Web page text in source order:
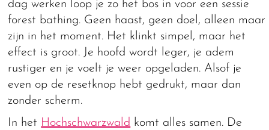
dag werken loop je zo het bos in voor een sessie
forest bathing. Geen haast, geen doel, alleen maar
zijn in het moment. Het klinkt simpel, maar het
effect is groot. Je hoofd wordt leger, je adem
rustiger en je voelt je weer opgeladen. Alsof je
even op de resetknop hebt gedrukt, maar dan
zonder scherm.
In het Hochschwarzwald komt alles samen. De